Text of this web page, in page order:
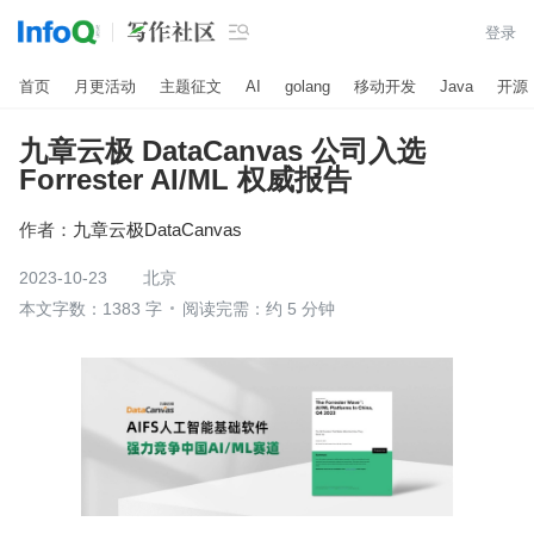
 登录
首页 月更活动 主题征文 AI golang 移动开发 Java 开源
九章云极 DataCanvas 公司入选
Forrester AI/ML 权威报告
作者： 九章云极DataCanvas
2023-10-23
北京
本文字数：1383 字
阅读完需：约 5 分钟